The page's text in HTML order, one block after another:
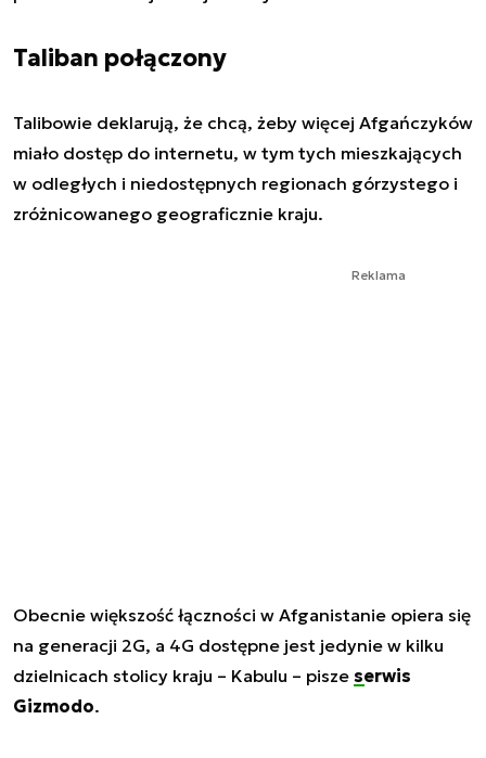
Taliban połączony
Talibowie deklarują, że chcą, żeby więcej Afgańczyków
miało dostęp do internetu, w tym tych mieszkających
w odległych i niedostępnych regionach górzystego i
zróżnicowanego geograficznie kraju.
Reklama
Obecnie większość łączności w Afganistanie opiera się
na generacji 2G, a 4G dostępne jest jedynie w kilku
dzielnicach stolicy kraju – Kabulu – pisze serwis
Gizmodo.